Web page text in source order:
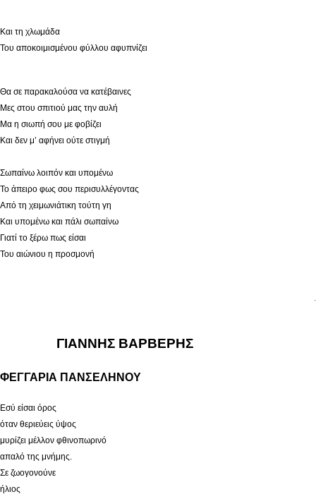
Και τη χλωμάδα
Του αποκοιμισμένου φύλλου αφυπνίζει
Θα σε παρακαλούσα να κατέβαινες
Μες στου σπιτιού μας την αυλή
Μα η σιωπή σου με φοβίζει
Και δεν μ’ αφήνει ούτε στιγμή
Σωπαίνω λοιπόν και υπομένω
Το άπειρο φως σου περισυλλέγοντας
Από τη χειμωνιάτικη τούτη γη
Και υπομένω και πάλι σωπαίνω
Γιατί το ξέρω πως είσαι
Του αιώνιου η προσμονή
.
ΓΙΑΝΝΗΣ ΒΑΡΒΕΡΗΣ
ΦΕΓΓΑΡΙΑ ΠΑΝΣΕΛΗΝΟΥ
Εσύ είσαι όρος
όταν θεριεύεις ύψος
μυρίζει μέλλον φθινοπωρινό
απαλό της μνήμης.
Σε ζωογονούνε
ήλιος